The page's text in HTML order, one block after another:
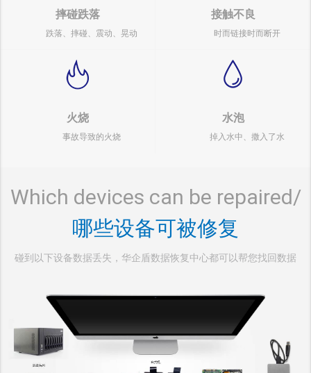
摔碰跌落
跌落、摔碰、震动、晃动
接触不良
时而链接时而断开
火烧
事故导致的火烧
水泡
掉入水中、撒入了水
Which devices can be repaired/
哪些设备可被修复
碰到以下设备数据丢失，华企盾数据恢复中心都可以帮您找回数据